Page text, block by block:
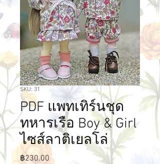
SKU: 31
PDF แพทเทิร์นชุด
ทหารเรือ Boy & Girl
ไซส์ลาติเยลโล่
฿230.00 Price